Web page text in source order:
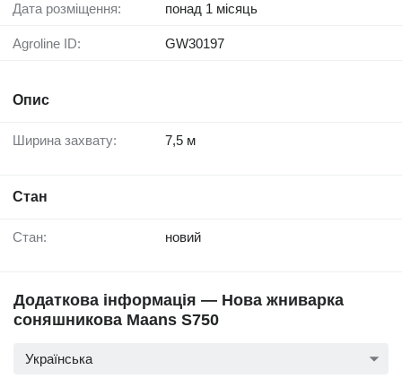
Дата розміщення: понад 1 місяць
Agroline ID: GW30197
Опис
Ширина захвату: 7,5 м
Стан
Стан: новий
Додаткова інформація — Нова жниварка
соняшникова Maans S750
Українська